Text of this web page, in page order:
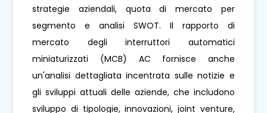
strategie aziendali, quota di mercato per
segmento e analisi SWOT. Il rapporto di
mercato degli interruttori automatici
miniaturizzati (MCB) AC fornisce anche
un'analisi dettagliata incentrata sulle notizie e
gli sviluppi attuali delle aziende, che includono
sviluppo di tipologie, innovazioni, joint venture,